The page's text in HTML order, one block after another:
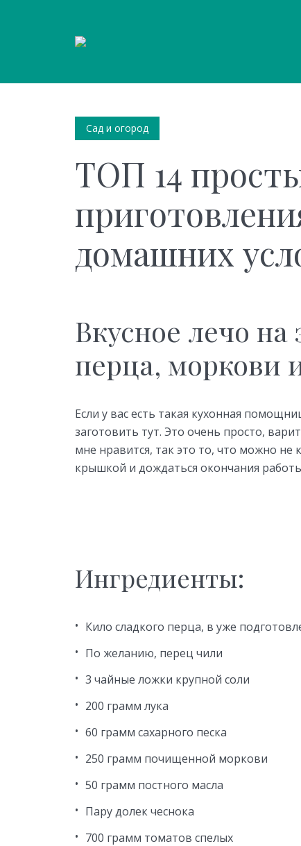
Сад и огород
ТОП 14
домашних
Вкусное лечо
перца, моркови
Если у вас есть такая кухонная
заготовить тут. Это очень просто,
мне нравится, так это то, что можно
крышкой и дождаться окончания
Ингредиенты:
Кило сладкого перца, в уже
По желанию, перец чили
3 чайные ложки крупной соли
200 грамм лука
60 грамм сахарного песка
250 грамм почищенной моркови
50 грамм постного масла
Пару долек чеснока
700 грамм томатов спелых